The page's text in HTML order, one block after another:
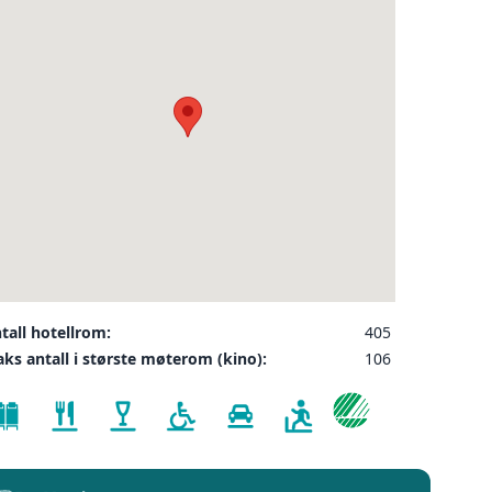
hotellrom:
405
antall i største møterom (kino):
106
på ønsket sted,
kunde, og det